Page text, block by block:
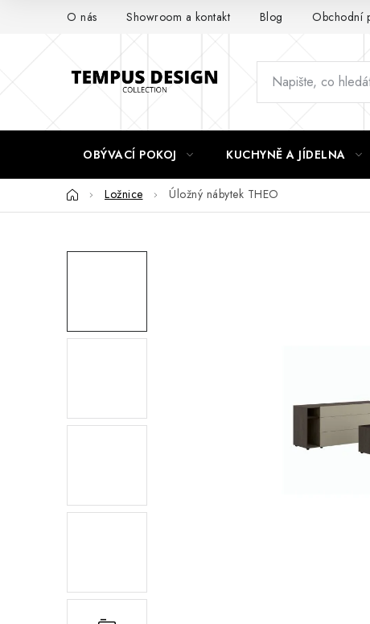
O nás Showroom a kontakt Blog Obchodní
OBÝVACÍ POKOJ KUCHYNĚ A JÍDELNA
DomůLožnice Úložný nábytek THEO